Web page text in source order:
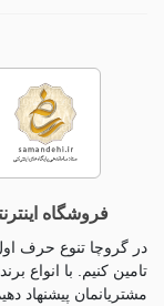
فروشگاه
در گروچا تنوع حرف
تامین کنیم. با انواع
مشتریانمان پیشنهاد